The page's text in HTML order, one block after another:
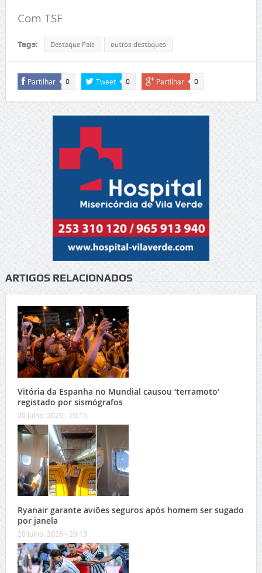
Com TSF
Tags: Destaque País outros destaques
Partilhar 0 Tweet 0 Partilhar 0
ARTIGOS RELACIONADOS
Vitória da Espanha no Mundial causou ‘terramoto’
registado por sismógrafos
20 Julho, 2026 - 20:15
Ryanair garante aviões seguros após homem ser sugado
por janela
20 Julho, 2026 - 20:13